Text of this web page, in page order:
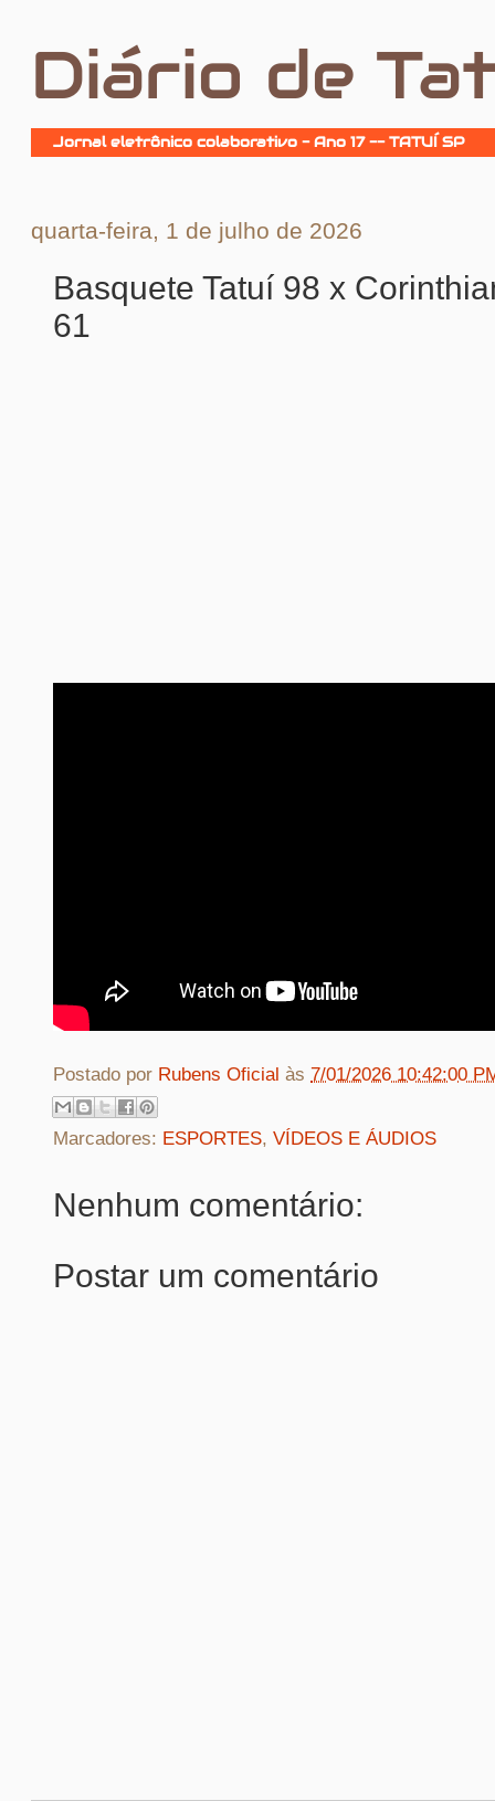
Diário de
Jornal eletrônico colaborativo - Ano 17 -- TATUÍ SP
quarta-feira, 1 de julho de 2026
Basquete Tatuí 98 x
61
Postado por Rubens Oficial às 7/01/2026 10:42:00
Marcadores: ESPORTES, VÍDEOS E ÁUDIOS
Nenhum comentário:
Postar um comentário